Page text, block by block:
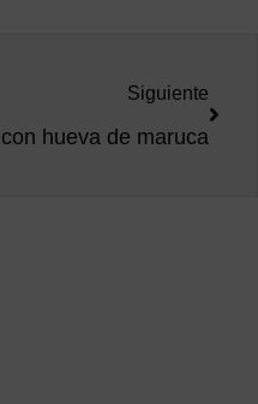
Siguiente
hueva de maruca